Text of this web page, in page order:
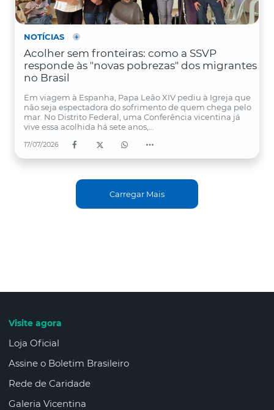
NOTÍCIAS
Acolher sem fronteiras: como a SSVP
responde às "novas pobrezas" dos migrantes
no Brasil
Em viagem à Espanha, Papa Leão XIV pediu à Igreja que
não seja espectadora do sofrimento de quem chega pelo
mar. No Distrito Federal, uma Conferência vicentina já
vive essa acolhida há sete anos,...
17/07/2026
Carregar Mais
Visite agora
Loja Oficial
Assine o Boletim Brasileiro
Rede de Caridade
Galeria Vicentina